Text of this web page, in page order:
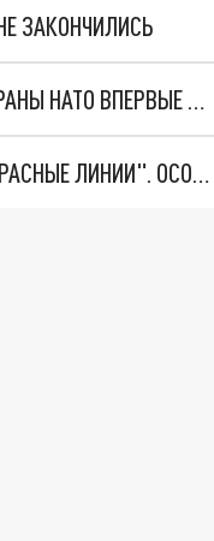
ЗАКОНЧИЛИСЬ
"ОЧЕНЬ ПЛОХИЕ НОВОСТИ": БОЛЬШАЯ ОШИБКА PALANTIR В РОССИИ. СТРАНЫ НАТО ВПЕРВЫЕ ЗА СВО ОСТАНОВИЛИ ПОСТАВКИ ОРУЖИЯ. ВСУ ТЕРЯЮТ ПРИГРАНИЧЬЕ?
"ТЕРПЕНИЕ ПУТИНА ЛОПНУЛО". РЕКОРДНЫЙ УДАР ПО КИЕВУ "ПЕРЕСЁК КРАСНЫЕ ЛИНИИ". ОСОБЫЕ СПЕЦЫ КНДР НА ЛБС? ТАЙНЫЕ ПЕРЕГОВОРЫ ЕВРОПЫ И МОСКВЫ